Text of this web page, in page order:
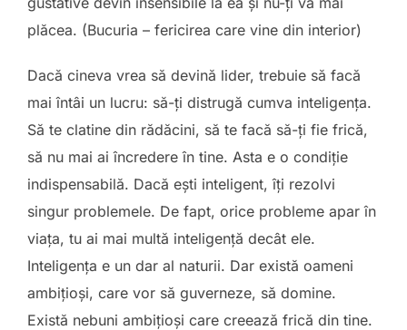
plăcea. (Bucuria – fericirea care vine din interior)
Dacă cineva vrea să devină lider, trebuie să facă
mai întâi un lucru: să-ți distrugă cumva inteligența.
Să te clatine din rădăcini, să te facă să-ți fie frică,
să nu mai ai încredere în tine. Asta e o condiție
indispensabilă. Dacă ești inteligent, îți rezolvi
singur problemele. De fapt, orice probleme apar în
viața, tu ai mai multă inteligență decât ele.
Inteligența e un dar al naturii. Dar există oameni
ambițioși, care vor să guverneze, să domine.
Există nebuni ambițioși care creează frică din tine.